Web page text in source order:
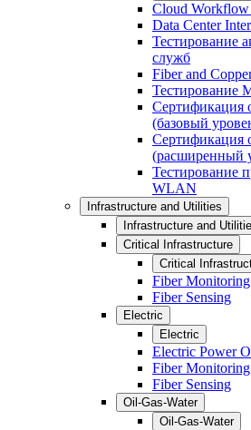
Cloud Workflow
Data Center
Тестирование
служб
Fiber and
Тестирование
Сертификация
(базовый
Сертификация
(расширенный
Тестирование
WLAN
Infrastructure and Utilities
Infrastructure and
Critical Infrastructure
Critical
Fiber Monitoring
Fiber Sensing
Electric
Electric
Electric Power
Fiber Monitoring
Fiber Sensing
Oil-Gas-Water
Oil-Gas-Water